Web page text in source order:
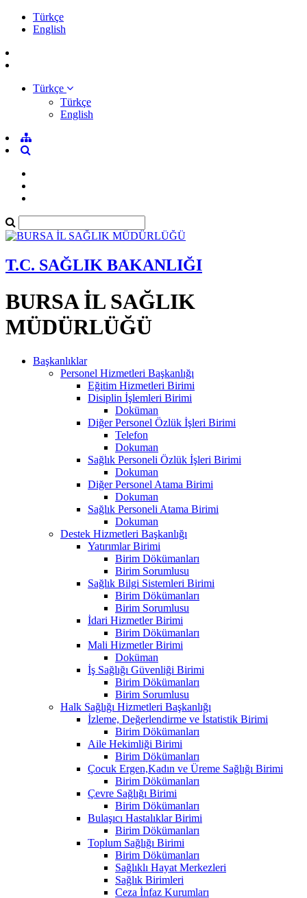
Türkçe
English
Türkçe
Türkçe
English
T.C. SAĞLIK BAKANLIĞI
BURSA İL SAĞLIK
MÜDÜRLÜĞÜ
Başkanlıklar
Personel Hizmetleri Başkanlığı
Eğitim Hizmetleri Birimi
Disiplin İşlemleri Birimi
Doküman
Diğer Personel Özlük İşleri Birimi
Telefon
Dokuman
Sağlık Personeli Özlük İşleri Birimi
Dokuman
Diğer Personel Atama Birimi
Dokuman
Sağlık Personeli Atama Birimi
Dokuman
Destek Hizmetleri Başkanlığı
Yatırımlar Birimi
Birim Dökümanları
Birim Sorumlusu
Sağlık Bilgi Sistemleri Birimi
Birim Dökümanları
Birim Sorumlusu
İdari Hizmetler Birimi
Birim Dökümanları
Mali Hizmetler Birimi
Doküman
İş Sağlığı Güvenliği Birimi
Birim Dökümanları
Birim Sorumlusu
Halk Sağlığı Hizmetleri Başkanlığı
İzleme, Değerlendirme ve İstatistik Birimi
Birim Dökümanları
Aile Hekimliği Birimi
Birim Dökümanları
Çocuk Ergen,Kadın ve Üreme Sağlığı Birimi
Birim Dökümanları
Çevre Sağlığı Birimi
Birim Dökümanları
Bulaşıcı Hastalıklar Birimi
Birim Dökümanları
Toplum Sağlığı Birimi
Birim Dökümanları
Sağlıklı Hayat Merkezleri
Sağlık Birimleri
Ceza İnfaz Kurumları